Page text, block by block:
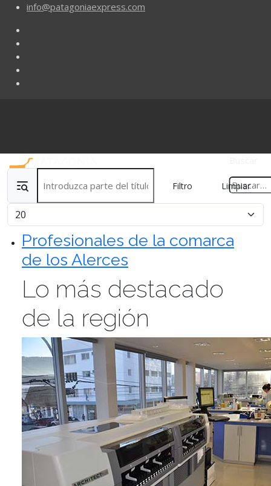
info@patagoniaexpress.com
Filtro Limpiar
Cantidad
Profesionales de la comarca
de los Alerces
Lo más destacado
de la región